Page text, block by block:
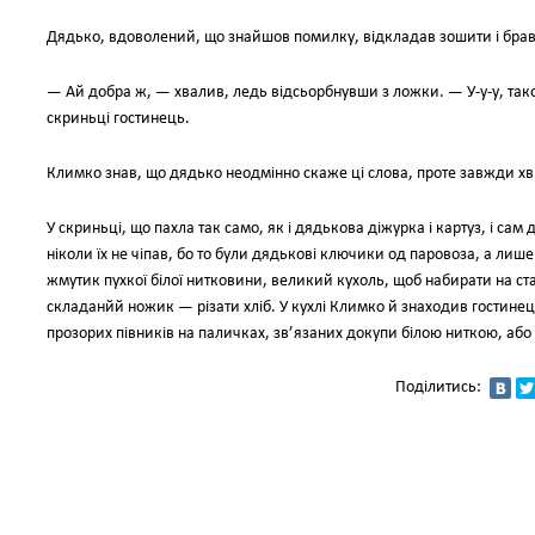
Дядько, вдоволений, що знайшов помилку, відкладав зошити і
— Ай добра ж, — хвалив, ледь відсьорбнувши з ложки. — У-у-у,
скриньці гостинець.
Климко знав, що дядько неодмінно скаже ці слова, проте завжди
У скриньці, що пахла так само, як і дядькова діжурка і картуз, і
ніколи їх не чіпав, бо то були дядькові ключики од паровоза, а
жмутик пухкої білої нитковини, великий кухоль, щоб набирати на
складанйй ножик — різати хліб. У кухлі Климко й знаходив
прозорих півників на паличках, зв’язаних докупи білою ниткою,
Поділитись: